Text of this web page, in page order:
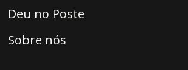
Deu no Poste
Sobre nós